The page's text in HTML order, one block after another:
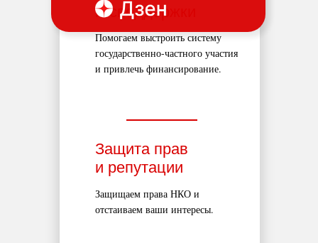
господдержки
Помогаем выстроить систему
государственно-частного участия
и привлечь финансирование.
Защищаем права НКО и
отстаиваем ваши интересы.
Защита прав
и репутации